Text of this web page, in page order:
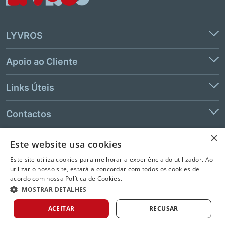
LYVROS
Apoio ao Cliente
Links Úteis
Contactos
© 2026 LeYa, S.A. Todos os direitos reservados. Não é permitida a
extração de texto e de dados.
×
Este website usa cookies
Este site utiliza cookies para melhorar a experiência do utilizador. Ao
utilizar o nosso site, estará a concordar com todos os cookies de
acordo com nossa Política de Cookies.
MOSTRAR DETALHES
ACEITAR RECUSAR